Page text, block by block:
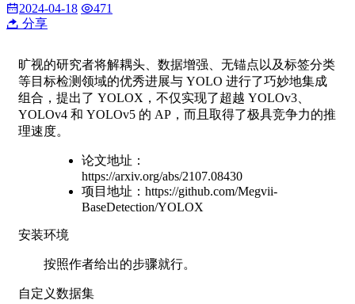
2024-04-18
471
分享
旷视的研究者将解耦头、数据增强、无锚点以及标签分类
等目标检测领域的优秀进展与 YOLO 进行了巧妙地集成
组合，提出了 YOLOX，不仅实现了超越 YOLOv3、
YOLOv4 和 YOLOv5 的 AP，而且取得了极具竞争力的推
理速度。
论文地址：
https://arxiv.org/abs/2107.08430
项目地址：https://github.com/Megvii-
BaseDetection/YOLOX
安装环境
按照作者给出的步骤就行。
自定义数据集